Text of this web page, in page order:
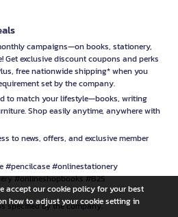
campaigns—on books, stationery,
Get exclusive discount coupons and perks
free nationwide shipping* when you
set by the company.
to match your lifestyle—books, writing
Shop easily anytime, anywhere with
to news, offers, and exclusive member
#pencilcase #onlinestationery
#onlineshopbooks #B2S
specified by the company.
accept our cookie policy for your best
how to adjust your cookie setting in